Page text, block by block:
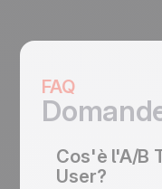
FAQ
Cos'è l'A/B
User?